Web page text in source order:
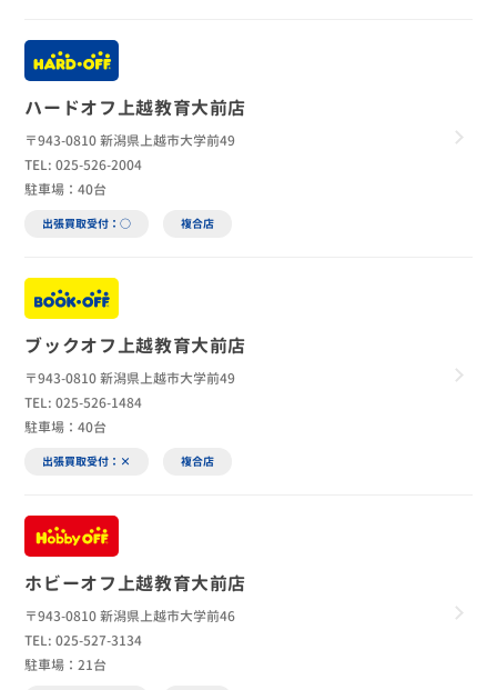
ハードオフ上越教育大前店
〒943-0810 新潟県上越市大学前49
TEL: 025-526-2004
駐車場：40台
出張買取受付：○ 複合店
ブックオフ上越教育大前店
〒943-0810 新潟県上越市大学前49
TEL: 025-526-1484
駐車場：40台
出張買取受付：× 複合店
ホビーオフ上越教育大前店
〒943-0810 新潟県上越市大学前46
TEL: 025-527-3134
駐車場：21台